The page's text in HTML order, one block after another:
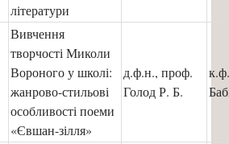
літератури
Вивчення
творчості Миколи
Вороного у школі:
жанрово-стильові
особливості поеми
«Євшан-зілля»
д.ф.н., проф.
Голод Р. Б.